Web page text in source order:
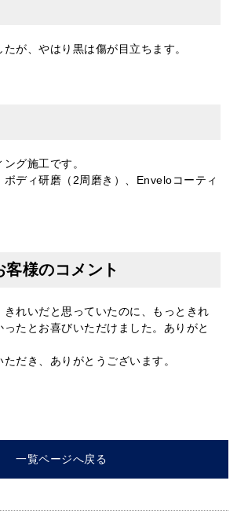
ックもご覧のようにきれいに仕上げます。
が、やはり黒は傷が目立ちます。
グ施工です。
ディ研磨（2周磨き）、Enveloコーティ
様のコメント
きれいだと思っていたのに、もっときれ
たとお喜びいただけました。ありがと
だき、ありがとうございます。
一覧ページへ戻る